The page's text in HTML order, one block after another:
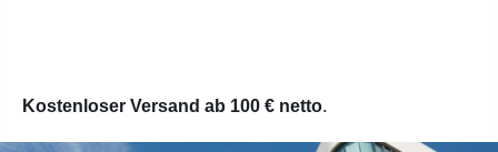
Kostenloser Versand ab 100 € netto.